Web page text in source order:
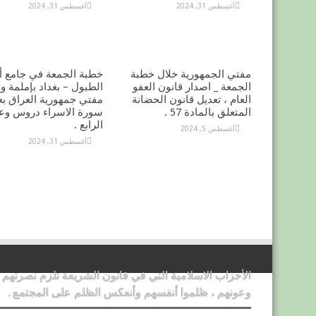
أغسطس 31, 2024 أغسطس 31, 2024
خطبة الجمعة في جامع
الطبول – بغداد بإملمة
مفتي جمهورية العراق
سورة الاسراء دروس
الرابع .
أغسطس 31, 2024
مفتي الجمهورية خلال خطبة
الجمعة _ اصدار قانون العفو
العام ، تعديل قانون الحضانة
المتعلق بالمادة 57 .
أغسطس 5, 2024
الأحزاب الاسلامية التي في قانون الشريعة تلزم نصرتهم
وعونهم ، ظلموا أنفسهم وأنعكس الظلم على المجتمع .